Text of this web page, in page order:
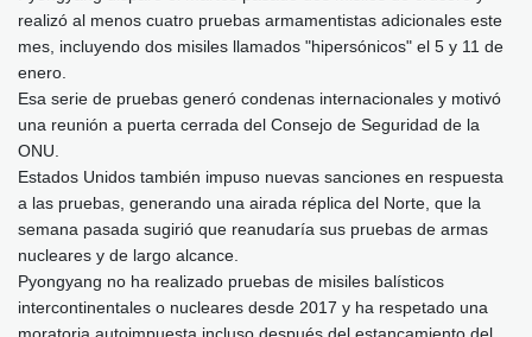
realizó al menos cuatro pruebas armamentistas adicionales este
mes, incluyendo dos misiles llamados "hipersónicos" el 5 y 11 de
enero.
Esa serie de pruebas generó condenas internacionales y motivó
una reunión a puerta cerrada del Consejo de Seguridad de la
ONU.
Estados Unidos también impuso nuevas sanciones en respuesta
a las pruebas, generando una airada réplica del Norte, que la
semana pasada sugirió que reanudaría sus pruebas de armas
nucleares y de largo alcance.
Pyongyang no ha realizado pruebas de misiles balísticos
intercontinentales o nucleares desde 2017 y ha respetado una
moratoria autoimpuesta incluso después del estancamiento del